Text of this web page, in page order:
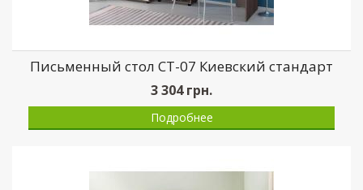
Письменный стол СТ-07 Киевский стандарт
3 304грн.
Подробнее